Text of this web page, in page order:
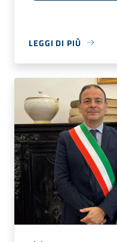
LEGGI DI PIÙ